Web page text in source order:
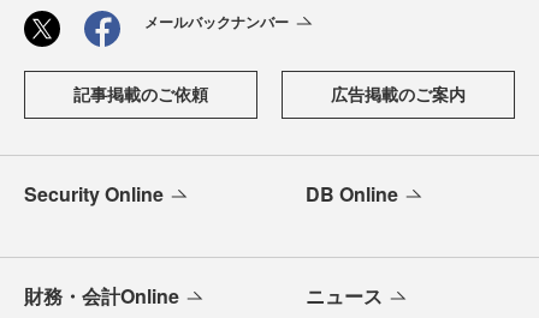
メールバックナンバー
記事掲載のご依頼 広告掲載のご案内
Security Online DB Online
財務・会計Online ニュース